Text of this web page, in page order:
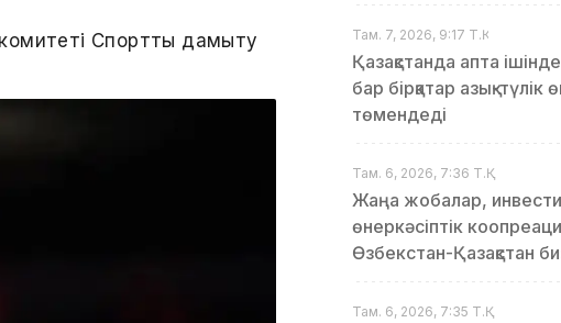
Спортты дамыту
Там. 7, 2026, 9:17 Т.Қ.
Қазақстанда апта
бар бірқатар азық-түлік
төмендеді
Там. 6, 2026, 7:36 Т.Қ.
Жаңа жобалар,
өнеркәсіптік
Өзбекстан-Қазақстан
Там. 6, 2026, 7:35 Т.Қ.